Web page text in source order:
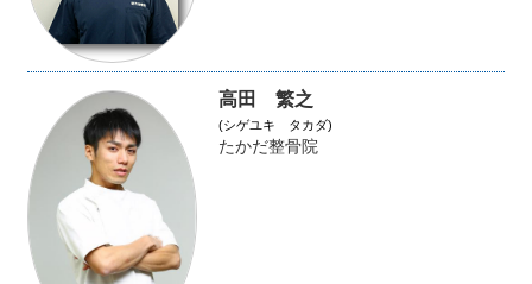
高田 繁之
(シゲユキ タカダ)
たかだ整骨院